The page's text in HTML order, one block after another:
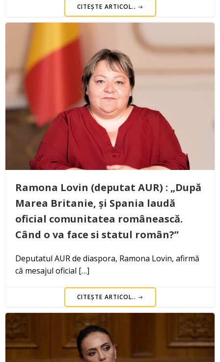
CITEȘTE ARTICOL..
Ramona Lovin (deputat AUR) : „După
Marea Britanie, și Spania laudă
oficial comunitatea românească.
Când o va face si statul român?”
Deputatul AUR de diaspora, Ramona Lovin, afirmă
că mesajul oficial […]
CITEȘTE ARTICOL..